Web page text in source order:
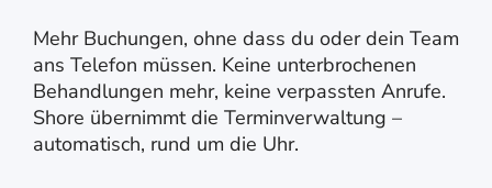
Mehr Buchungen, ohne dass du oder dein Team
ans Telefon müssen. Keine unterbrochenen
Behandlungen mehr, keine verpassten Anrufe.
Shore übernimmt die Terminverwaltung –
automatisch, rund um die Uhr.